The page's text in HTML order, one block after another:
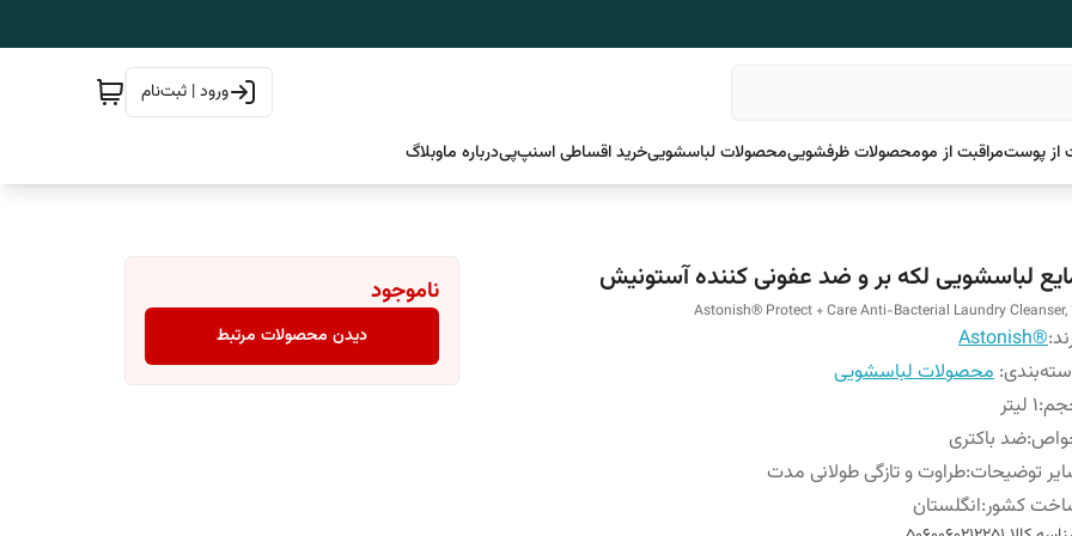
ورود | ثبت‌نام
از پوستمراقبت از مومحصولات ظرفشوییمحصولات لباسشوییخرید اقساطی اسنپ‌پیدرباره ماوبلاگ
لباسشویی لکه بر و ضد عفونی کننده آستونیش
Astonish® Protect + Care Anti-Bacterial Laundry Cleanser,
®Astonish
: محصولات لباسشویی
:1 لیتر
:ضد باکتری
توضیحات:طراوت و تازگی طولانی مدت
کشور:انگلستان
ناموجود
دیدن محصولات مرتبط